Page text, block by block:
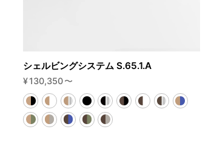
シェルビングシステム S.65.1.A
¥130,350〜